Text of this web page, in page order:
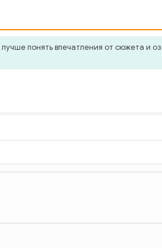
понять впечатления от сюжета и